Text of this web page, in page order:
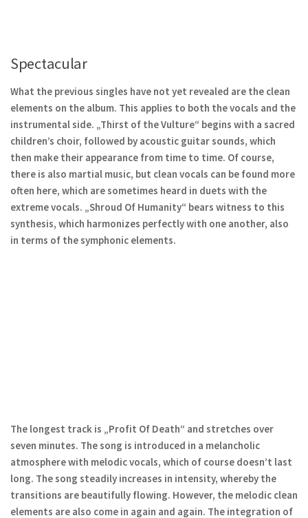
Spectacular
What the previous singles have not yet revealed are the clean
elements on the album. This applies to both the vocals and the
instrumental side. „Thirst of the Vulture“ begins with a sacred
children’s choir, followed by acoustic guitar sounds, which
then make their appearance from time to time. Of course,
there is also martial music, but clean vocals can be found more
often here, which are sometimes heard in duets with the
extreme vocals. „Shroud Of Humanity“ bears witness to this
synthesis, which harmonizes perfectly with one another, also
in terms of the symphonic elements.
The longest track is „Profit Of Death“ and stretches over
seven minutes. The song is introduced in a melancholic
atmosphere with melodic vocals, which of course doesn’t last
long. The song steadily increases in intensity, whereby the
transitions are beautifully flowing. However, the melodic clean
elements are also come in again and again. The integration of